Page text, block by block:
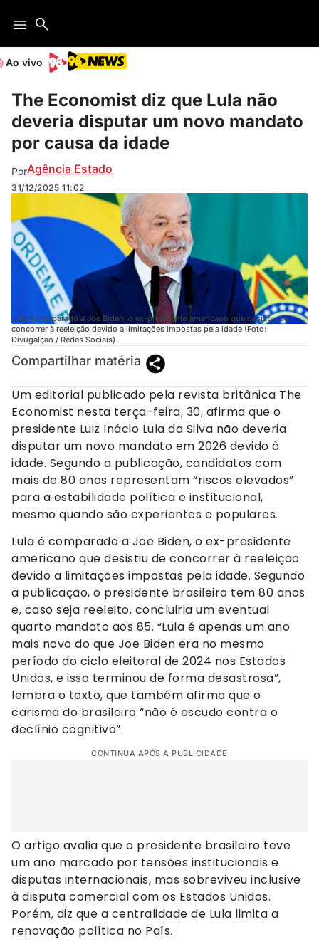
Ao vivo
The Economist diz que Lula não
deveria disputar um novo mandato
por causa da idade
PorAgência Estado
31/12/2025 11:02
Lula é comparado a Joe Biden, o ex-presidente americano que desistiu de
concorrer à reeleição devido a limitações impostas pela idade (Foto:
Divugalção / Redes Sociais)
Compartilhar matéria
Um editorial publicado pela revista britânica The
Economist nesta terça-feira, 30, afirma que o
presidente Luiz Inácio Lula da Silva não deveria
disputar um novo mandato em 2026 devido à
idade. Segundo a publicação, candidatos com
mais de 80 anos representam “riscos elevados”
para a estabilidade política e institucional,
mesmo quando são experientes e populares.
Lula é comparado a Joe Biden, o ex-presidente
americano que desistiu de concorrer à reeleição
devido a limitações impostas pela idade. Segundo
a publicação, o presidente brasileiro tem 80 anos
e, caso seja reeleito, concluiria um eventual
quarto mandato aos 85. “Lula é apenas um ano
mais novo do que Joe Biden era no mesmo
período do ciclo eleitoral de 2024 nos Estados
Unidos, e isso terminou de forma desastrosa”,
lembra o texto, que também afirma que o
carisma do brasileiro “não é escudo contra o
declínio cognitivo”.
CONTINUA APÓS A PUBLICIDADE
O artigo avalia que o presidente brasileiro teve
um ano marcado por tensões institucionais e
disputas internacionais, mas sobreviveu inclusive
à disputa comercial com os Estados Unidos.
Porém, diz que a centralidade de Lula limita a
renovação política no País.